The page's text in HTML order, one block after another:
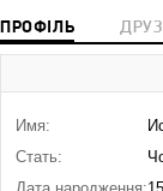
ПРОФІЛЬ
Имя:
Стать: